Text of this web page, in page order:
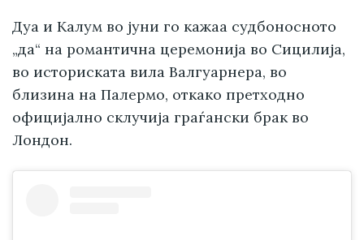
Дуа и Калум во јуни го кажаа судбоносното
„да“ на романтична церемонија во Сицилија,
во историската вила Валгуарнера, во
близина на Палермо, откако претходно
официјално склучија граѓански брак во
Лондон.